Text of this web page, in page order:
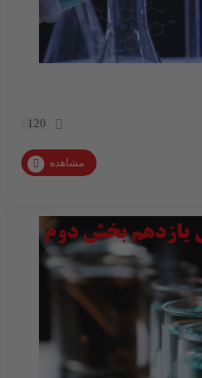
120
مشاهده